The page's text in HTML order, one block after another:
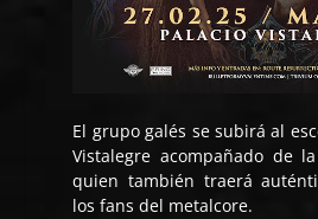
El grupo galés se subirá al
Vistalegre acompañado de
quien también traerá
los fans del metalcore.